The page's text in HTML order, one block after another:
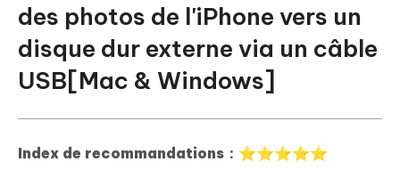
des photos de l'iPhone vers un
disque dur externe via un câble
USB[Mac & Windows]
Index de recommandations：⭐⭐⭐⭐⭐